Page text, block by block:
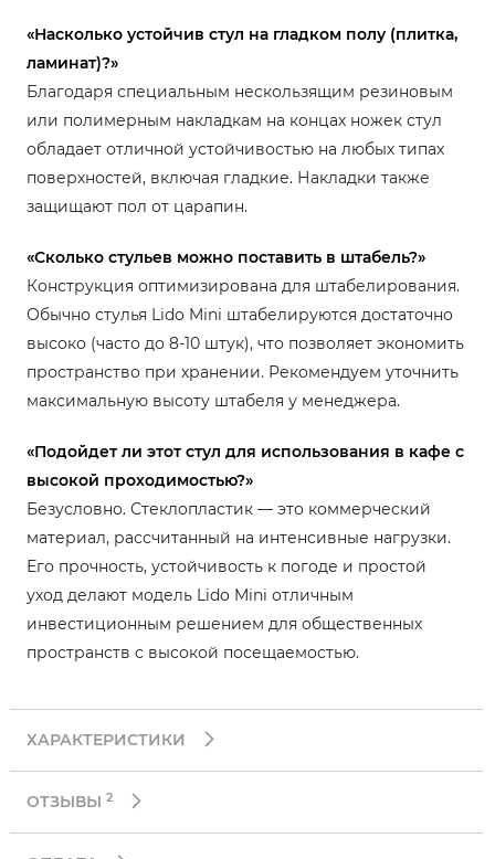
«Насколько устойчив стул на гладком полу (плитка,
ламинат)?»
Благодаря специальным нескользящим резиновым
или полимерным накладкам на концах ножек стул
обладает отличной устойчивостью на любых типах
поверхностей, включая гладкие. Накладки также
защищают пол от царапин.
«Сколько стульев можно поставить в штабель?»
Конструкция оптимизирована для штабелирования.
Обычно стулья Lido Mini штабелируются достаточно
высоко (часто до 8-10 штук), что позволяет экономить
пространство при хранении. Рекомендуем уточнить
максимальную высоту штабеля у менеджера.
«Подойдет ли этот стул для использования в кафе с
высокой проходимостью?»
Безусловно. Стеклопластик — это коммерческий
материал, рассчитанный на интенсивные нагрузки.
Его прочность, устойчивость к погоде и простой
уход делают модель Lido Mini отличным
инвестиционным решением для общественных
пространств с высокой посещаемостью.
ХАРАКТЕРИСТИКИ
ОТЗЫВЫ 2